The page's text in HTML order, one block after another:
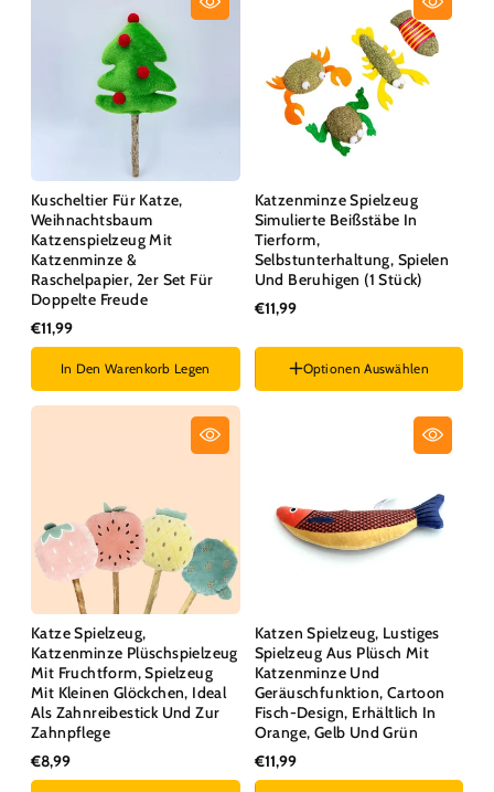
Kuscheltier Für Katze,
Weihnachtsbaum
Katzenspielzeug Mit
Katzenminze &
Raschelpapier, 2er Set Für
Doppelte Freude
€11,99
In Den Warenkorb Legen
Katzenminze Spielzeug
Simulierte Beißstäbe In
Tierform,
Selbstunterhaltung, Spielen
Und Beruhigen (1 Stück)
€11,99
Optionen Auswählen
Katze Spielzeug,
Katzenminze Plüschspielzeug
Mit Fruchtform, Spielzeug
Mit Kleinen Glöckchen, Ideal
Als Zahnreibestick Und Zur
Zahnpflege
€8,99
Katzen Spielzeug, Lustiges
Spielzeug Aus Plüsch Mit
Katzenminze Und
Geräuschfunktion, Cartoon
Fisch-Design, Erhältlich In
Orange, Gelb Und Grün
€11,99